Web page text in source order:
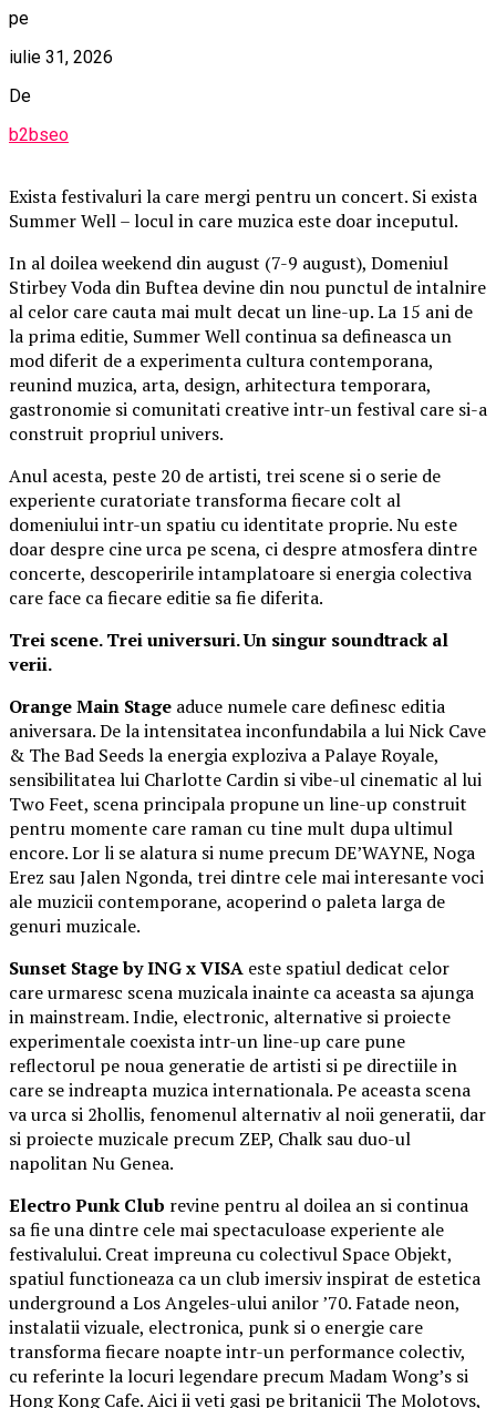
pe
iulie 31, 2026
De
b2bseo
Exista festivaluri la care mergi pentru un concert. Si exista
Summer Well – locul in care muzica este doar inceputul.
In al doilea weekend din august (7-9 august), Domeniul
Stirbey Voda din Buftea devine din nou punctul de intalnire
al celor care cauta mai mult decat un line-up. La 15 ani de
la prima editie, Summer Well continua sa defineasca un
mod diferit de a experimenta cultura contemporana,
reunind muzica, arta, design, arhitectura temporara,
gastronomie si comunitati creative intr-un festival care si-a
construit propriul univers.
Anul acesta, peste 20 de artisti, trei scene si o serie de
experiente curatoriate transforma fiecare colt al
domeniului intr-un spatiu cu identitate proprie. Nu este
doar despre cine urca pe scena, ci despre atmosfera dintre
concerte, descoperirile intamplatoare si energia colectiva
care face ca fiecare editie sa fie diferita.
Trei scene. Trei universuri. Un singur soundtrack al
verii.
Orange Main Stage aduce numele care definesc editia
aniversara. De la intensitatea inconfundabila a lui Nick Cave
& The Bad Seeds la energia exploziva a Palaye Royale,
sensibilitatea lui Charlotte Cardin si vibe-ul cinematic al lui
Two Feet, scena principala propune un line-up construit
pentru momente care raman cu tine mult dupa ultimul
encore. Lor li se alatura si nume precum DE’WAYNE, Noga
Erez sau Jalen Ngonda, trei dintre cele mai interesante voci
ale muzicii contemporane, acoperind o paleta larga de
genuri muzicale.
Sunset Stage by ING x VISA este spatiul dedicat celor
care urmaresc scena muzicala inainte ca aceasta sa ajunga
in mainstream. Indie, electronic, alternative si proiecte
experimentale coexista intr-un line-up care pune
reflectorul pe noua generatie de artisti si pe directiile in
care se indreapta muzica internationala. Pe aceasta scena
va urca si 2hollis, fenomenul alternativ al noii generatii, dar
si proiecte muzicale precum ZEP, Chalk sau duo-ul
napolitan Nu Genea.
Electro Punk Club revine pentru al doilea an si continua
sa fie una dintre cele mai spectaculoase experiente ale
festivalului. Creat impreuna cu colectivul Space Objekt,
spatiul functioneaza ca un club imersiv inspirat de estetica
underground a Los Angeles-ului anilor ’70. Fatade neon,
instalatii vizuale, electronica, punk si o energie care
transforma fiecare noapte intr-un performance colectiv,
cu referinte la locuri legendare precum Madam Wong’s si
Hong Kong Cafe. Aici ii veti gasi pe britanicii The Molotovs,